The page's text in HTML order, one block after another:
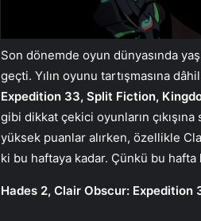
Son dönemde oyun dünyasında
geçti. Yılın oyunu tartışmasına
Expedition 33, Split Fiction,
gibi dikkat çekici oyunların
yüksek puanlar alırken, özellikle
ki bu haftaya kadar. Çünkü bu hafta
Hades 2, Clair Obscur: Expedition